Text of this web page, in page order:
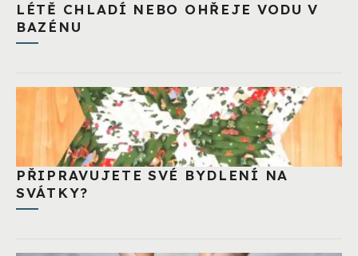
LÉTĚ CHLADÍ NEBO OHŘEJE VODU V
BAZÉNU
PŘIPRAVUJETE SVÉ BYDLENÍ NA
SVÁTKY?